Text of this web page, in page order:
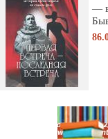
— в